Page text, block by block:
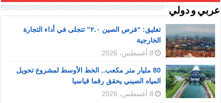
عربي و دولي
تعليق: “فرص الصين ٢.٠” تتجلى في أداء التجارة
الخارجية
8 أغسطس، 2026
80 مليار متر مكعب.. الخط الأوسط لمشروع تحويل
المياه الصيني يحقق رقما قياسيا
8 أغسطس، 2026